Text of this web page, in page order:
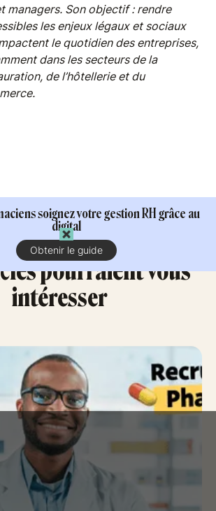
soignez votre gestion RH grâce au
digital
Obtenir le guide
managers. Son objectif : rendre
les enjeux légaux et sociaux
le quotidien des entreprises,
dans les secteurs de la
de l’hôtellerie et du
pourraient vous
intéresser